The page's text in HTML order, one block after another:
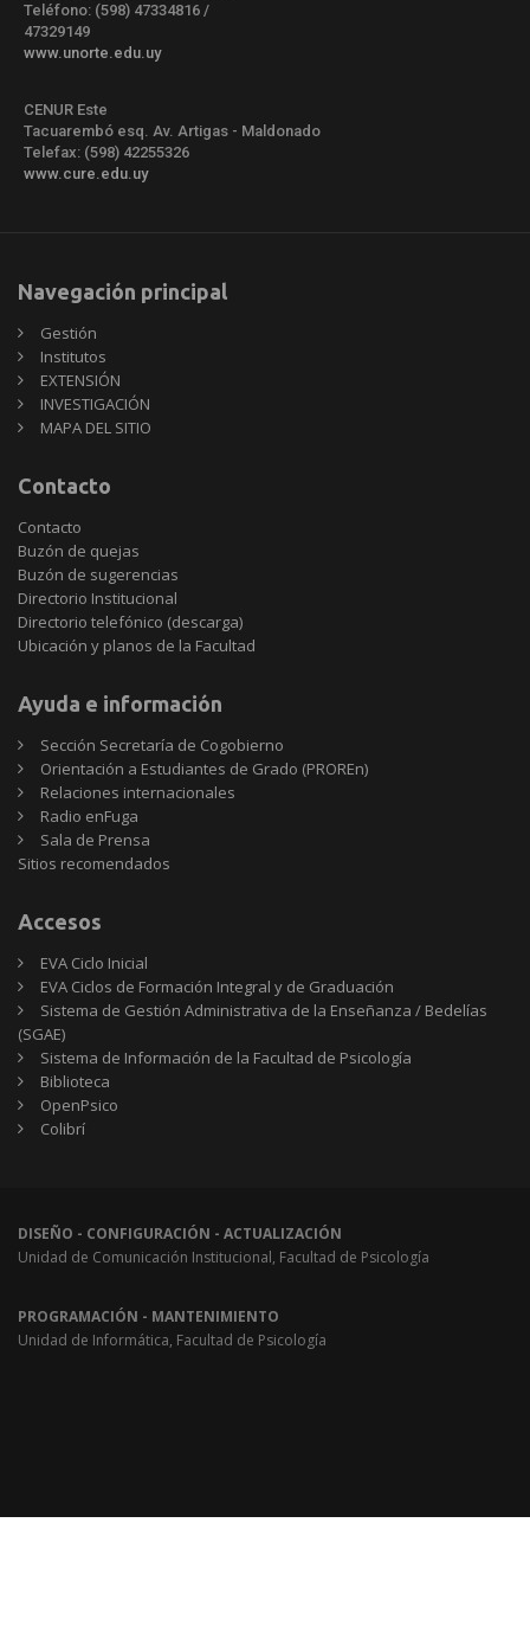
Teléfono: (598) 47334816 /
47329149
www.unorte.edu.uy
CENUR Este
Tacuarembó esq. Av. Artigas - Maldonado
Telefax: (598) 42255326
www.cure.edu.uy
Navegación principal
Gestión
Institutos
EXTENSIÓN
INVESTIGACIÓN
MAPA DEL SITIO
Contacto
Contacto
Buzón de quejas
Buzón de sugerencias
Directorio Institucional
Directorio telefónico (descarga)
Ubicación y planos de la Facultad
Ayuda e información
Sección Secretaría de Cogobierno
Orientación a Estudiantes de Grado (PROREn)
Relaciones internacionales
Radio enFuga
Sala de Prensa
Sitios
Sitios recomendados
Accesos
EVA Ciclo Inicial
EVA Ciclos de Formación Integral y de Graduación
Sistema de Gestión Administrativa de la Enseñanza / Bedelías
(SGAE)
Sistema de Información de la Facultad de Psicología
Biblioteca
OpenPsico
Colibrí
DISEÑO - CONFIGURACIÓN - ACTUALIZACIÓN
Unidad de Comunicación Institucional, Facultad de Psicología
PROGRAMACIÓN - MANTENIMIENTO
Unidad de Informática, Facultad de Psicología